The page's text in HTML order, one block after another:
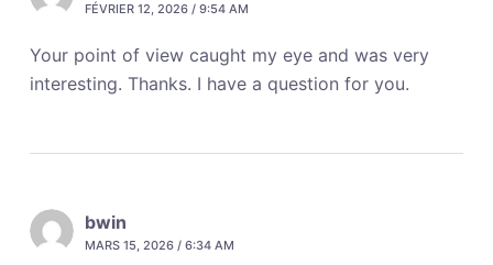
FÉVRIER 12, 2026 / 9:54 AM
Your point of view caught my eye and was very
interesting. Thanks. I have a question for you.
bwin
MARS 15, 2026 / 6:34 AM